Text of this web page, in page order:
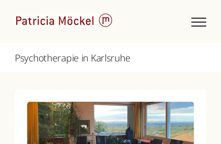
Inhalt
springen
Psychotherapie in Karlsruhe